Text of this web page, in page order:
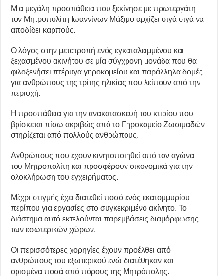
Μία μεγάλη προσπάθεια που ξεκίνησε με πρωτεργάτη
τον Μητροπολίτη Ιωαννίνων Μάξιμο αρχίζει σιγά σιγά να
αποδίδει καρπούς.
Ο λόγος στην μετατροπή ενός εγκαταλειμμένου και
ξεχασμένου ακινήτου σε μία σύγχρονη μονάδα που θα
φιλοξενήσει πτέρυγα γηροκομείου και παράλληλα δομές
για ανθρώπους της τρίτης ηλικίας που λείπουν από την
περιοχή.
Η προσπάθεια για την ανακατασκευή του κτιρίου που
βρίσκεται πίσω ακριβώς από το Γηροκομείο Ζωσιμαδών
στηρίζεται από πολλούς ανθρώπους.
Ανθρώπους που έχουν κινητοποιηθεί από τον αγώνα
του Μητροπολίτη και προσφέρουν οικονομικά για την
ολοκλήρωση του εγχειρήματος.
Μέχρι στιγμής έχει διατεθεί ποσό ενός εκατομμυρίου
περίπου για εργασίες στο συγκεκριμένο ακίνητο. Το
διάστημα αυτό εκτελούνται παρεμβάσεις διαμόρφωσης
των εσωτερικών χώρων.
Οι περισσότερες χορηγίες έχουν προέλθει από
ανθρώπους του εξωτερικού ενώ διατέθηκαν και
ορισμένα ποσά από πόρους της Μητρόπολης.